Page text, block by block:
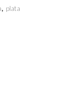
, plata